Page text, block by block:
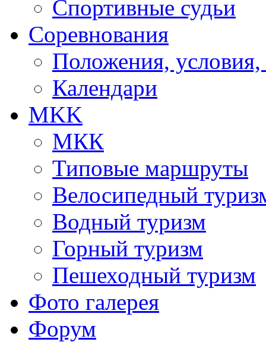
Спортивные судьи
Соревнования
Положения, условия,
Календари
MKK
МКК
Типовые маршруты
Велосипедный
Водный туризм
Горный туризм
Пешеходный туризм
Фото галерея
Форум